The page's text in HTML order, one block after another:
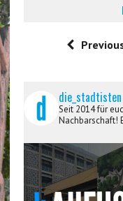
die_stadtisten
Seit 2014 für
Nachbarschaft!